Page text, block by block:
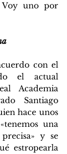
uno por
con el
el actual
Academia
Santiago
hace unos
una
y se
estropearla